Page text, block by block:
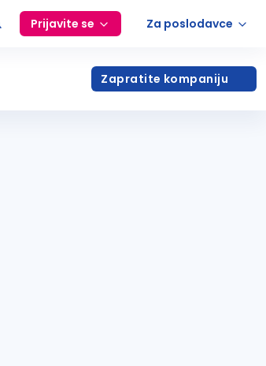
Prijavite se Za poslodavce
Zapratite kompaniju